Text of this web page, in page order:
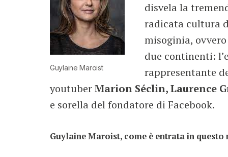
Guylaine Maroist
disvela la
radicata cultura
misoginia,
due continenti:
rappresentante
youtuberMarion Séclin, Laurence
e sorella del fondatore di Facebook.
Guylaine Maroist, come è entrata in